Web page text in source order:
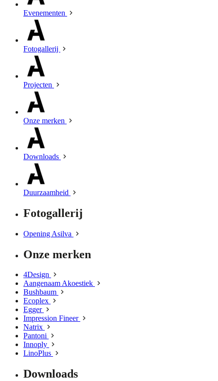
Evenementen
Fotogallerij
Projecten
Onze merken
Downloads
Duurzaamheid
Fotogallerij
Opening Asilva
Onze merken
4Design
Aangenaam Akoestiek
Bushbaum
Ecoplex
Egger
Impression Fineer
Natrix
Pantoni
Innoply
LinoPlus
Downloads